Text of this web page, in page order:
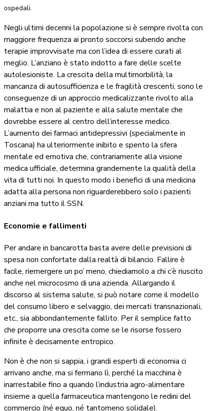
ospedali.
Negli ultimi decenni la popolazione si è sempre rivolta con
maggiore frequenza ai pronto soccorsi subendo anche
terapie improvvisate ma con l’idea di essere curati al
meglio. L’anziano è stato indotto a fare delle scelte
autolesioniste. La crescita della multimorbilità, la
mancanza di autosufficienza e le fragilità crescenti, sono le
conseguenze di un approccio medicalizzante rivolto alla
malattia e non al paziente e alla salute mentale che
dovrebbe essere al centro dell’interesse medico.
L’aumento dei farmaci antidepressivi (specialmente in
Toscana) ha ulteriormente inibito e spento la sfera
mentale ed emotiva che, contrariamente alla visione
medica ufficiale, determina grandemente la qualità della
vita di tutti noi. In questo modo i benefici di una medicina
adatta alla persona non riguarderebbero solo i pazienti
anziani ma tutto il SSN.
Economie e fallimenti
Per andare in bancarotta basta avere delle previsioni di
spesa non confortate dalla realtà di bilancio. Fallire è
facile, riemergere un po’ meno, chiediamolo a chi c’è riuscito
anche nel microcosmo di una azienda. Allargando il
discorso al sistema salute, si può notare come il modello
del consumo libero e selvaggio, dei mercati transnazionali,
etc., sia abbondantemente fallito. Per il semplice fatto
che proporre una crescita come se le risorse fossero
infinite è decisamente entropico.
Non è che non si sappia, i grandi esperti di economia ci
arrivano anche, ma si fermano lì, perché la macchina è
inarrestabile fino a quando l’industria agro-alimentare
insieme a quella farmaceutica mantengono le redini del
commercio (né equo, né tantomeno solidale).